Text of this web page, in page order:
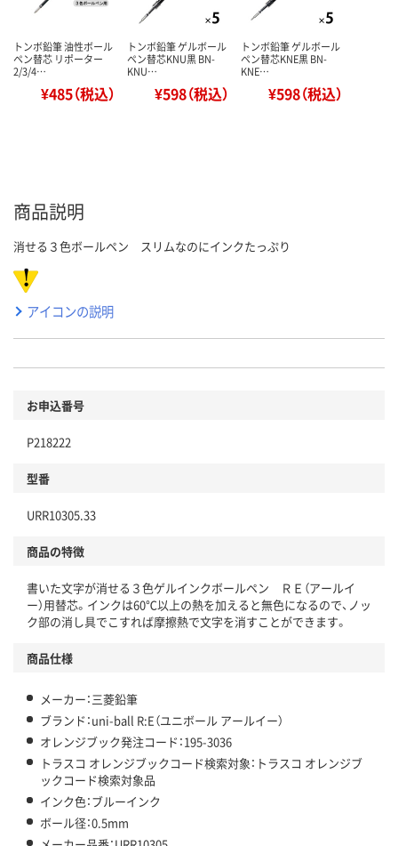
トンボ鉛筆 油性ボール
ペン替芯 リポーター
2/3/4…
¥485（税込）
トンボ鉛筆 ゲルボール
ペン替芯KNU黒 BN-
KNU…
¥598（税込）
トンボ鉛筆 ゲルボール
ペン替芯KNE黒 BN-
KNE…
¥598（税込）
商品説明
消せる３色ボールペン スリムなのにインクたっぷり
アイコンの説明
お申込番号
P218222
型番
URR10305.33
商品の特徴
書いた文字が消せる３色ゲルインクボールペン ＲＥ（アールイ
ー）用替芯。インクは60℃以上の熱を加えると無色になるので、ノッ
ク部の消し具でこすれば摩擦熱で文字を消すことができます。
商品仕様
メーカー：三菱鉛筆
ブランド：uni-ball R:E（ユニボール アールイー）
オレンジブック発注コード：195-3036
トラスコ オレンジブックコード検索対象：トラスコ オレンジブ
ックコード検索対象品
インク色：ブルーインク
ボール径：0.5mm